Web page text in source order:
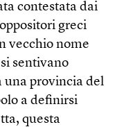
contestata dai
greci
vecchio nome
sentivano
una provincia del
a definirsi
questa